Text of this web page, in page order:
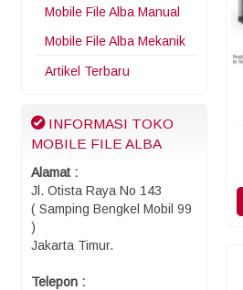
Mobile File Alba Manual
Mobile File Alba Mekanik
Artikel Terbaru
INFORMASI TOKO
MOBILE FILE ALBA
Alamat :
Jl. Otista Raya No 143
( Samping Bengkel Mobil 99
)
Jakarta Timur.
Telepon :